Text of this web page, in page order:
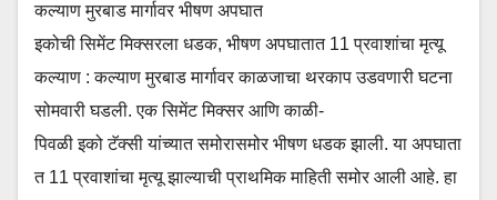
कल्याण मुरबाड मार्गावर भीषण अपघात
इकोची सिमेंट मिक्सरला धडक, भीषण अपघातात 11 प्रवाशांचा मृत्यू
कल्याण : कल्याण मुरबाड मार्गावर काळजाचा थरकाप उडवणारी घटना
सोमवारी घडली. एक सिमेंट मिक्सर आणि काळी-
पिवळी इको टॅक्सी यांच्यात समोरासमोर भीषण धडक झाली. या अपघाता
त 11 प्रवाशांचा मृत्यू झाल्याची प्राथमिक माहिती समोर आली आहे. हा